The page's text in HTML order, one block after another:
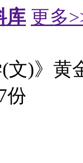
库 更多
文)》黄
份